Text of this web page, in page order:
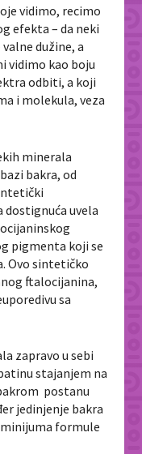
vidimo, recimo
efekta – da neki
dužine, a
vidimo kao boju
odbiti, a koji
i molekula, veza
minerala
bakra, od
dostignuća uvela
pigmenta koji se
Ovo sintetičko
ftalocijanina,
sa
zapravo u sebi
stajanjem na
postanu
jedinjenje bakra
formule